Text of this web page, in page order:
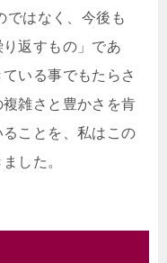
ではなく、今後も
り返すもの」であ
いる事でもたらさ
雑さと豊かさを肯
ことを、私はこの
した。